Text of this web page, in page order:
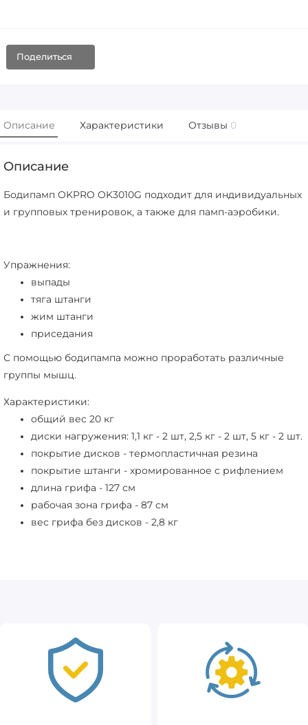
Поделиться
Описание Характеристики Отзывы 0
Описание
Бодипамп OKPRO OK3010G подходит для индивидуальных
и групповых тренировок, а также для памп-аэробики.
Упражнения:
выпады
тяга штанги
жим штанги
приседания
С помощью бодипампа можно проработать различные
группы мышц.
Характеристики:
общий вес 20 кг
диски нагружения: 1,1 кг - 2 шт, 2,5 кг - 2 шт, 5 кг - 2 шт.
покрытие дисков - термопластичная резина
покрытие штанги - хромированное с рифлением
длина грифа - 127 см
рабочая зона грифа - 87 см
вес грифа без дисков - 2,8 кг